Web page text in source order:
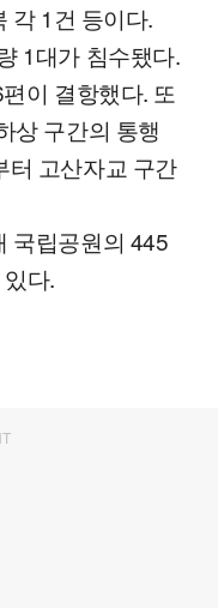
각 1건 등이다.
1대가 침수됐다.
이 결항했다. 또
상 구간의 통행
터 고산자교 구간
국립공원의 445
다.